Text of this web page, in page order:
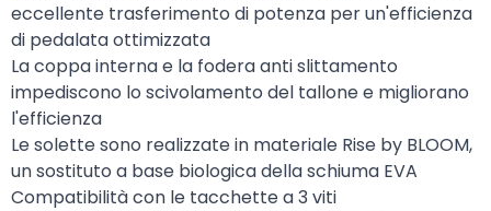
eccellente trasferimento di potenza per un'efficienza
di pedalata ottimizzata
La coppa interna e la fodera anti slittamento
impediscono lo scivolamento del tallone e migliorano
l'efficienza
Le solette sono realizzate in materiale Rise by BLOOM,
un sostituto a base biologica della schiuma EVA
Compatibilità con le tacchette a 3 viti